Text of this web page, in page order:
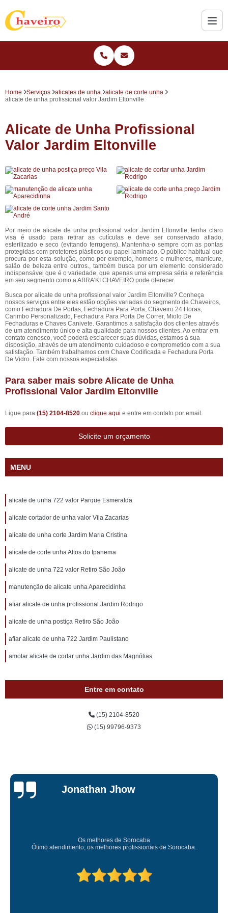
Home Serviços alicates de unha
alicate de corte unha
alicate de unha profissional valor Jardim Eltonville
Alicate de Unha Profissional
Valor Jardim Eltonville
Por meio de alicate de unha profissional valor Jardim Eltonville, tenha claro
visa é usado para retirar as cutículas e deve ser conservado afiado,
esterilizado e seco (evitando ferrugens). Mantenha-o sempre com as pontas
protegidas com protetores plásticos ou papel laminado. O público habitual que
procura por esta solução, como por exemplo, homens e mulheres, manicure,
salão de beleza entre outros., também busca por um elemento considerado
indispensável que é o variedade, que apenas uma empresa séria e referência
em seu segmento como a ABRA'KI CHAVEIRO pode oferecer.
Busca por alicate de unha profissional valor Jardim Eltonville? Conheça
nossos serviços entre eles estão opções variadas do segmento de Chaveiros,
como Fechadura De Portas, Fechadura Para Porta, Chaveiro 24 Horas,
Carimbo Personalizado, Fechadura Para Porta De Correr, Miolo De
Fechaduras e Chaves Canivete. Garantimos a satisfação dos clientes através
de um atendimento único e alta qualidade para nossos clientes. Ao entrar em
contato conosco, você poderá esclarecer suas dúvidas, estamos à sua
disposição, através de um atendimento cuidadoso e comprometido com a sua
satisfação. Também trabalhamos com Chave Codificada e Fechadura Porta
De Vidro. Fale com nossos especialistas.
Para saber mais sobre Alicate de Unha
Profissional Valor Jardim Eltonville
Ligue para (15) 2104-8520 ou clique aqui e entre em contato por email.
Solicite um orçamento
MENU
alicate de unha 722 valor Parque Esmeralda
alicate cortador de unha valor Vila Zacarias
alicate de unha corte Jardim Maria Cristina
alicate de corte unha Altos do Ipanema
alicate de unha 722 valor Retiro São João
manutenção de alicate unha Aparecidinha
afiar alicate de unha profissional Jardim Rodrigo
alicate de unha postiça Retiro São João
afiar alicate de unha 722 Jardim Paulistano
amolar alicate de cortar unha Jardim das Magnólias
Entre em contato
(15) 2104-8520
(15) 99796-9373
Jonathan Jhow
Os melhores de Sorocaba
Ótimo atendimento, os melhores profissionais de Sorocaba.